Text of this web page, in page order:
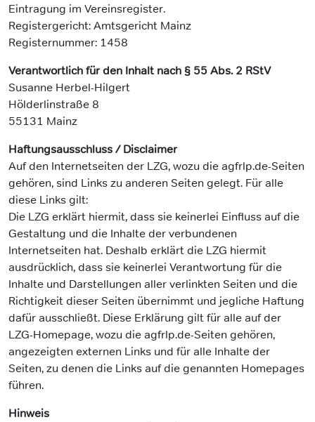
Eintragung im Vereinsregister.
Registergericht: Amtsgericht Mainz
Registernummer: 1458
Verantwortlich für den Inhalt nach § 55 Abs. 2 RStV
Susanne Herbel-Hilgert
Hölderlinstraße 8
55131 Mainz
Haftungsausschluss / Disclaimer
Auf den Internetseiten der LZG, wozu die agfrlp.de-Seiten
gehören, sind Links zu anderen Seiten gelegt. Für alle
diese Links gilt:
Die LZG erklärt hiermit, dass sie keinerlei Einfluss auf die
Gestaltung und die Inhalte der verbundenen
Internetseiten hat. Deshalb erklärt die LZG hiermit
ausdrücklich, dass sie keinerlei Verantwortung für die
Inhalte und Darstellungen aller verlinkten Seiten und die
Richtigkeit dieser Seiten übernimmt und jegliche Haftung
dafür ausschließt. Diese Erklärung gilt für alle auf der
LZG-Homepage, wozu die agfrlp.de-Seiten gehören,
angezeigten externen Links und für alle Inhalte der
Seiten, zu denen die Links auf die genannten Homepages
führen.
Hinweis